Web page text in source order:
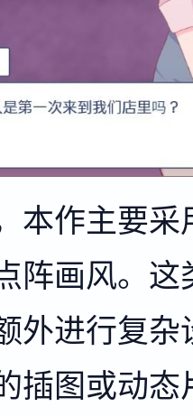
本作主要
阵画风。
外进行复
插图或动